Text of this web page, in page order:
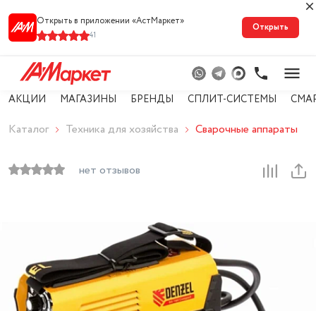
Открыть в приложении «АстМарке‪т‬»
41
Открыть
АКЦИИ МАГАЗИНЫ БРЕНДЫ СПЛИТ-СИСТЕМЫ
Каталог Техника для хозяйства Сварочные аппараты
нет отзывов